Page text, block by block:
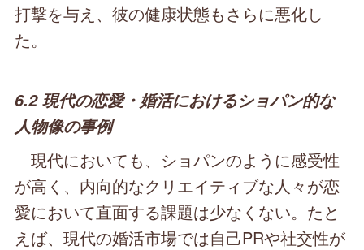
打撃を与え、彼の健康状態もさらに悪化し
た。
6.2 現代の恋愛・婚活におけるショパン的な
人物像の事例
現代においても、ショパンのように感受性
が高く、内向的なクリエイティブな人々が恋
愛において直面する課題は少なくない。たと
えば、現代の婚活市場では自己PRや社交性が